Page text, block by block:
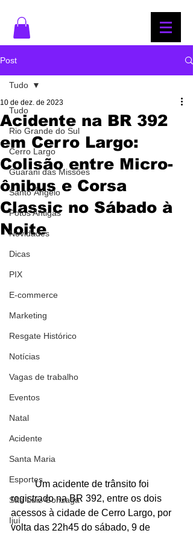
Post
Tudo
Rio Grande do Sul
Cerro Largo
Guarani das Missões
Santo Ângelo
Fotos Antigas
Novidades
Dicas
PIX
E-commerce
Marketing
Resgate Histórico
Notícias
Vagas de trabalho
Eventos
Natal
Acidente
Santa Maria
Esportes
São Luiz Gonzaga
Ijuí
Tudo
Acidente na BR 392
em Cerro Largo:
Colisão entre Micro-
ônibus e Corsa
Classic no Sábado à
Noite
10 de dez. de 2023
	Um acidente de trânsito foi
registrado na BR 392, entre os dois
acessos à cidade de Cerro Largo, por
volta das 22h45 do sábado, 9 de